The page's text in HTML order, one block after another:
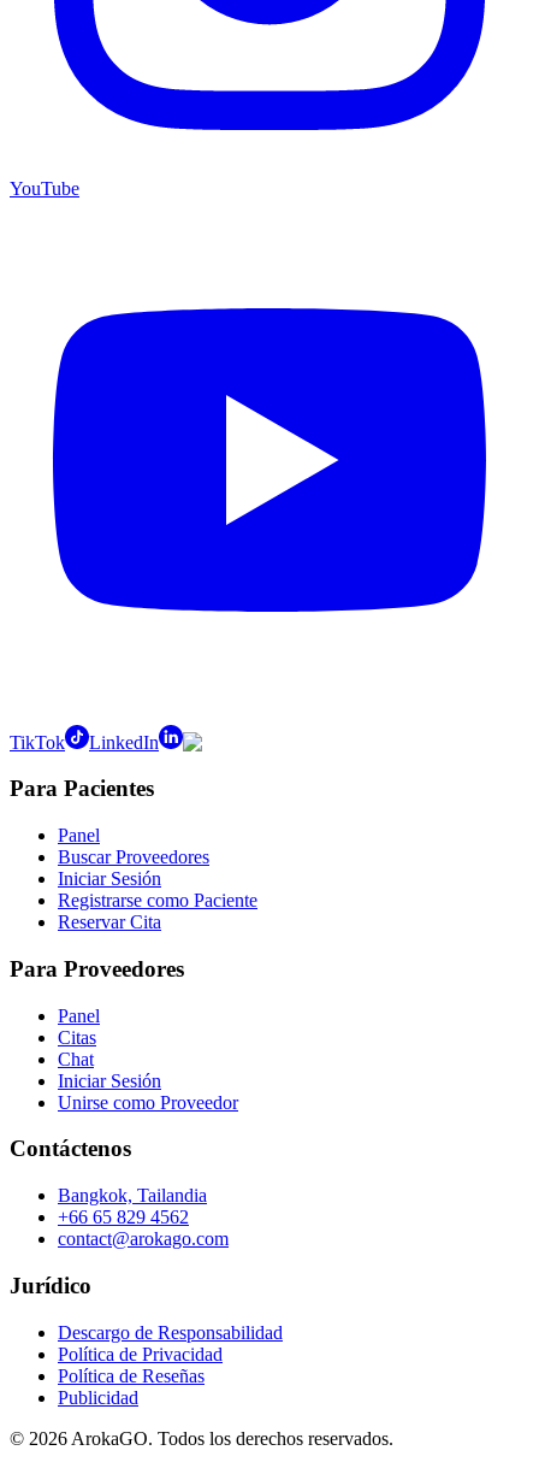
YouTube
TikTok LinkedIn
Para Pacientes
Panel
Buscar Proveedores
Iniciar Sesión
Registrarse como Paciente
Reservar Cita
Para Proveedores
Panel
Citas
Chat
Iniciar Sesión
Unirse como Proveedor
Contáctenos
Bangkok, Tailandia
+66 65 829 4562
contact@arokago.com
Jurídico
Descargo de Responsabilidad
Política de Privacidad
Política de Reseñas
Publicidad
© 2026 ArokaGO. Todos los derechos reservados.